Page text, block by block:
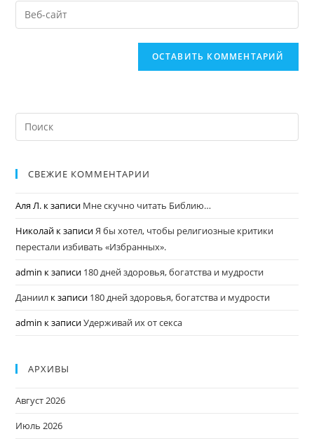
СВЕЖИЕ КОММЕНТАРИИ
Аля Л. к записи Мне скучно читать Библию…
Николай к записиЯ бы хотел, чтобы религиозные критики
перестали избивать «Избранных».
admin к записи 180 дней здоровья, богатства и мудрости
Даниил к записи 180 дней здоровья, богатства и мудрости
admin к записиУдерживай их от секса
АРХИВЫ
Август 2026
Июль 2026